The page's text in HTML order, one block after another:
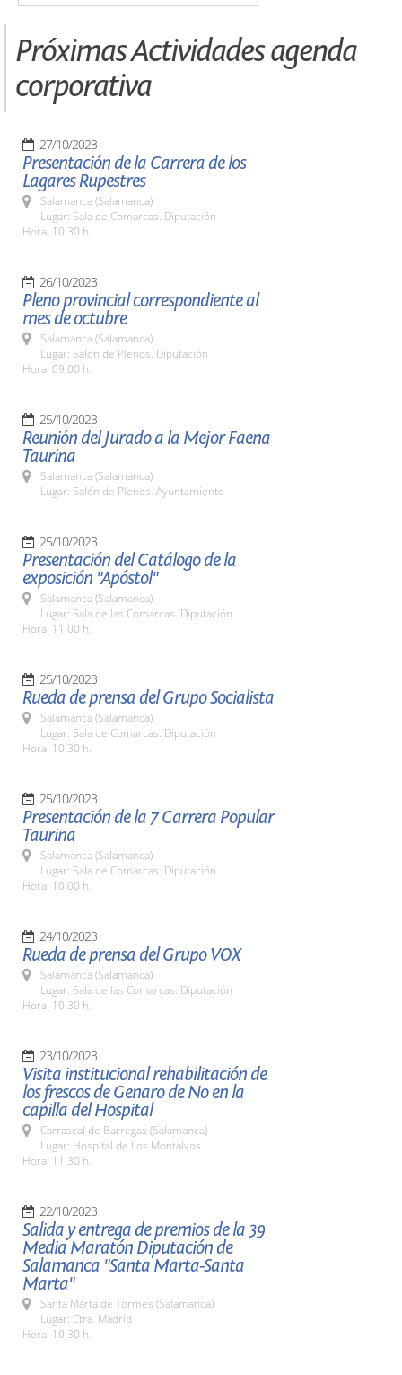
Próximas Actividades agenda
corporativa
27/10/2023
Presentación de la Carrera de los
Lagares Rupestres
Salamanca (Salamanca)
Lugar: Sala de Comarcas. Diputación
Hora: 10:30 h.
26/10/2023
Pleno provincial correspondiente al
mes de octubre
Salamanca (Salamanca)
Lugar: Salón de Plenos. Diputación
Hora: 09:00 h.
25/10/2023
Reunión del Jurado a la Mejor Faena
Taurina
Salamanca (Salamanca)
Lugar: Salón de Plenos. Ayuntamiento
25/10/2023
Presentación del Catálogo de la
exposición "Apóstol"
Salamanca (Salamanca)
Lugar: Sala de las Comarcas. Diputación
Hora: 11:00 h.
25/10/2023
Rueda de prensa del Grupo Socialista
Salamanca (Salamanca)
Lugar: Sala de Comarcas. Diputación
Hora: 10:30 h.
25/10/2023
Presentación de la 7 Carrera Popular
Taurina
Salamanca (Salamanca)
Lugar: Sala de Comarcas. Diputación
Hora: 10:00 h.
24/10/2023
Rueda de prensa del Grupo VOX
Salamanca (Salamanca)
Lugar: Sala de las Comarcas. Diputación
Hora: 10:30 h.
23/10/2023
Visita institucional rehabilitación de
los frescos de Genaro de No en la
capilla del Hospital
Carrascal de Barregas (Salamanca)
Lugar: Hospital de Los Montalvos
Hora: 11:30 h.
22/10/2023
Salida y entrega de premios de la 39
Media Maratón Diputación de
Salamanca "Santa Marta-Santa
Marta"
Santa Marta de Tormes (Salamanca)
Lugar: Ctra. Madrid
Hora: 10:30 h.